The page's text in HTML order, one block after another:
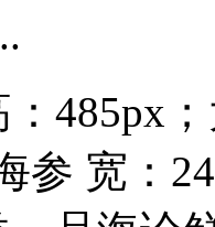
：485px
参 宽：